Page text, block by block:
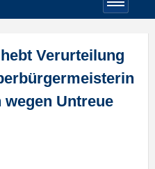
Verurteilung
Untreue